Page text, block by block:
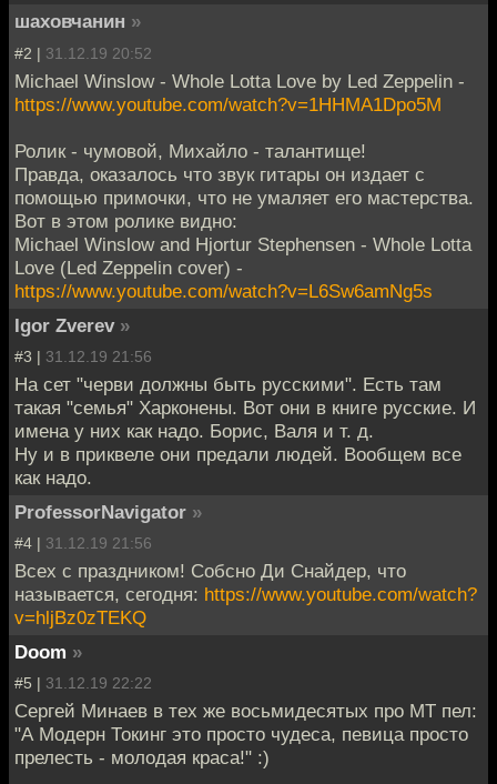
шаховчанин »
#2 | 31.12.19 20:52
Michael Winslow - Whole Lotta Love by Led Zeppelin -
https://www.youtube.com/watch?v=1HHMA1Dpo5M
Ролик - чумовой, Михайло - талантище!
Правда, оказалось что звук гитары он издает с
помощью примочки, что не умаляет его мастерства.
Вот в этом ролике видно:
Michael Winslow and Hjortur Stephensen - Whole Lotta
Love (Led Zeppelin cover) -
https://www.youtube.com/watch?v=L6Sw6amNg5s
Igor Zverev »
#3 | 31.12.19 21:56
На сет "черви должны быть русскими". Есть там
такая "семья" Харконены. Вот они в книге русские. И
имена у них как надо. Борис, Валя и т. д.
Ну и в приквеле они предали людей. Вообщем все
как надо.
ProfessorNavigator »
#4 | 31.12.19 21:56
Всех с праздником! Собсно Ди Снайдер, что
называется, сегодня: https://www.youtube.com/watch?
v=hljBz0zTEKQ
Doom »
#5 | 31.12.19 22:22
Сергей Минаев в тех же восьмидесятых про МТ пел:
"А Модерн Токинг это просто чудеса, певица просто
прелесть - молодая краса!" :)